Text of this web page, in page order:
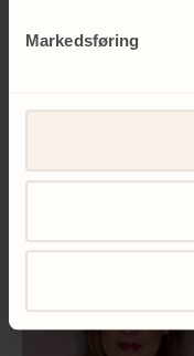
Markedsføring
Massasje og
terapeut, Eger